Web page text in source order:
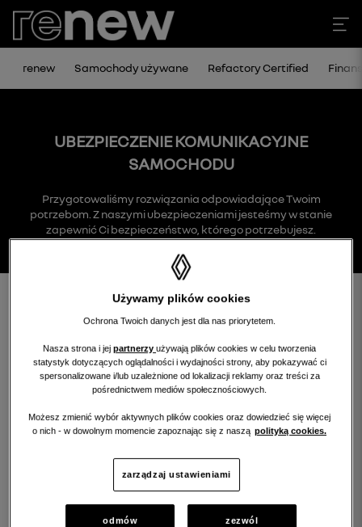
renew Samochody używane Refactory Certified
UBEZPIECZENIE KOMUNIKACYJNE
SAMOCHODU
Przygotowaliśmy rozwiązania odpowiadające Twoim
potrzebom. Z naszymi ubezpieczeniami jesteśmy w stanie
zapewnić Ci bezpieczeństwo, którego potrzebujesz.
Atrakcyjne pakiety ubezpieczeń renomowanych Towarzystw
Ubezpieczeniowych:
PZU S.A.
ERGO Hestia
TUiR Allianz Polska S.A.
Używamy plików cookies
Ochrona Twoich danych jest dla nas priorytetem.
Nasza strona i jej partnerzy używają plików cookies w celu tworzenia
statystyk dotyczących oglądalności i wydajności strony, aby pokazywać ci
spersonalizowane i/lub uzależnione od lokalizacji reklamy oraz treści za
pośrednictwem mediów społecznościowych.
Możesz zmienić wybór aktywnych plików cookies oraz dowiedzieć się więcej
o nich - w dowolnym momencie zapoznając się z naszą polityką cookies.
zarządzaj ustawieniami
odmów zezwól